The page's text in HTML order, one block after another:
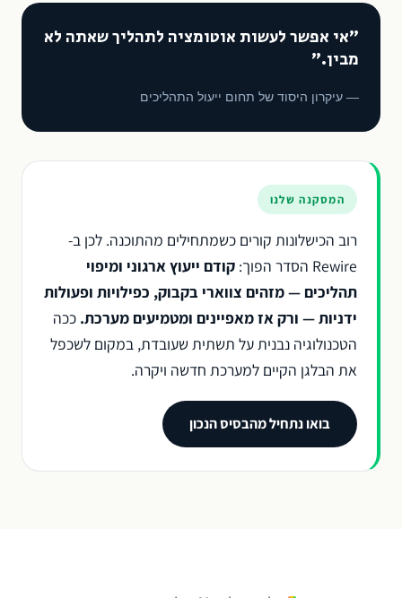
"אי אפשר לעשות אוטומציה לתהליך שאתה לא
מבין."
— עיקרון היסוד של תחום ייעול התהליכים
המסקנה שלנו
רוב הכישלונות קורים כשמתחילים מהתוכנה. לכן ב-
Rewire הסדר הפוך:
קודם ייעוץ ארגוני ומיפוי
תהליכים — מזהים צווארי בקבוק, כפילויות ופעולות
ידניות — ורק אז מאפיינים ומטמיעים מערכת. ככה
הטכנולוגיה נבנית על תשתית שעובדת, במקום לשכפל
את הבלגן הקיים למערכת חדשה ויקרה.
בואו נתחיל מהבסיס הנכון